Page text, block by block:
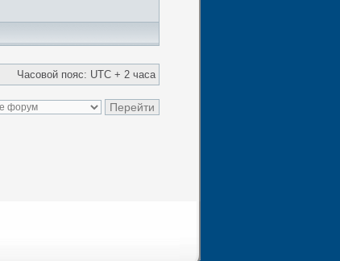
Часовой пояс: UTC + 2 часа